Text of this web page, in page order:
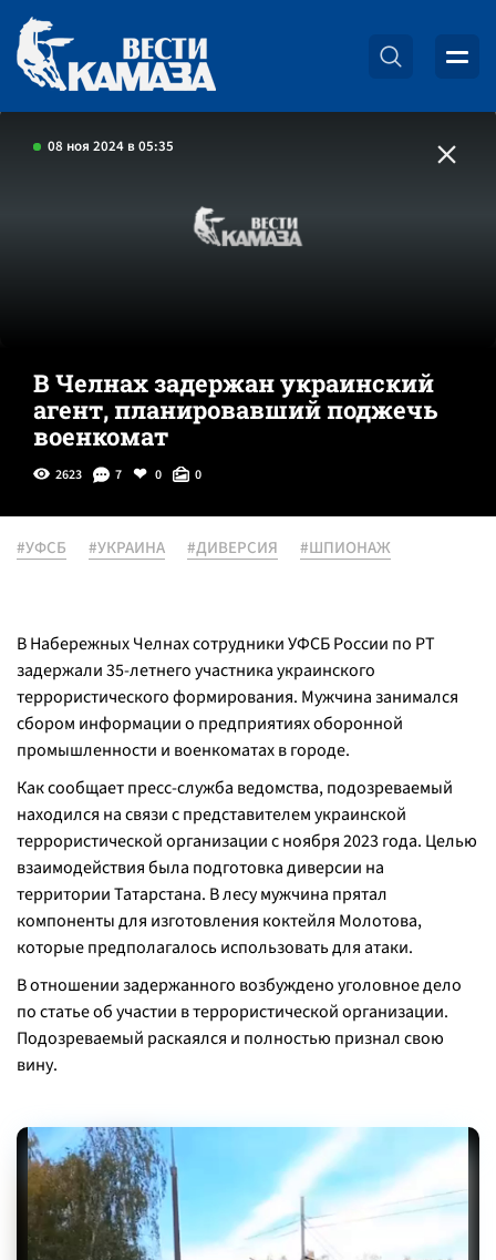
08 ноя 2024 в 05:35
В Челнах задержан украинский
агент, планировавший поджечь
военкомат
2623 7 0 0
#УФСБ #УКРАИНА #ДИВЕРСИЯ #ШПИОНАЖ
В Набережных Челнах сотрудники УФСБ России по РТ
задержали 35-летнего участника украинского
террористического формирования. Мужчина занимался
сбором информации о предприятиях оборонной
промышленности и военкоматах в городе.
Как сообщает пресс-служба ведомства, подозреваемый
находился на связи с представителем украинской
террористической организации с ноября 2023 года. Целью
взаимодействия была подготовка диверсии на
территории Татарстана. В лесу мужчина прятал
компоненты для изготовления коктейля Молотова,
которые предполагалось использовать для атаки.
В отношении задержанного возбуждено уголовное дело
по статье об участии в террористической организации.
Подозреваемый раскаялся и полностью признал свою
вину.